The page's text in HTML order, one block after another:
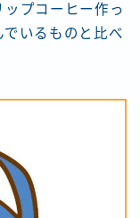
ップコーヒー作っ
いるものと比べ